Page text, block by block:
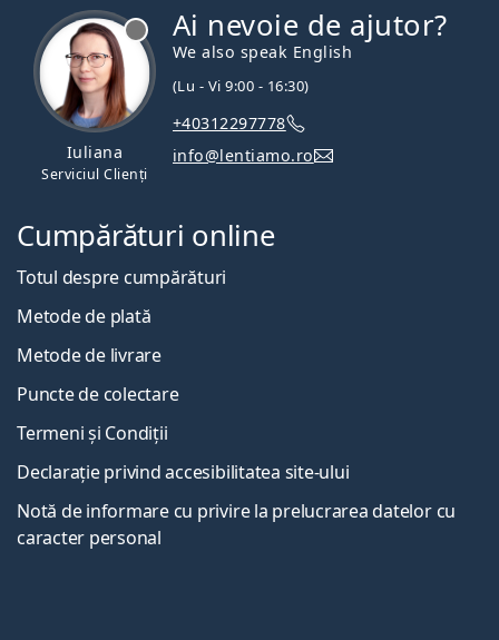
Iuliana
Serviciul Clienți
Ai nevoie de ajutor?
We also speak English
(Lu - Vi 9:00 - 16:30)
+40312297778
info@lentiamo.ro
Cumpărături online
Totul despre cumpărături
Metode de plată
Metode de livrare
Puncte de colectare
Termeni și Condiții
Declarație privind accesibilitatea site-ului
Notă de informare cu privire la prelucrarea datelor cu
caracter personal